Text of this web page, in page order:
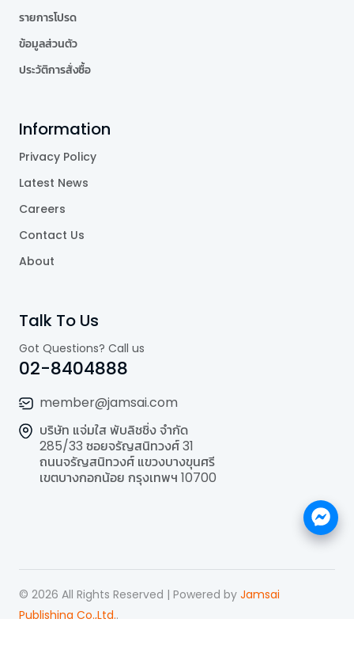
รายการโปรด
ข้อมูลส่วนตัว
ประวัติการสั่งซื้อ
Information
Privacy Policy
Latest News
Careers
Contact Us
About
Talk To Us
Got Questions? Call us
02-8404888
member@jamsai.com
บริษัท แจ่มใส พับลิชชิ่ง จำกัด
285/33 ซอยจรัญสนิทวงศ์ 31
ถนนจรัญสนิทวงศ์ แขวงบางขุนศรี
เขตบางกอกน้อย กรุงเทพฯ 10700
© 2026 All Rights Reserved | Powered by Jamsai
Publishing Co.,Ltd..